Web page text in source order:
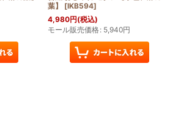
葉】
[IKB594]
4,980円(税込)
モール販売価格: 5,940円